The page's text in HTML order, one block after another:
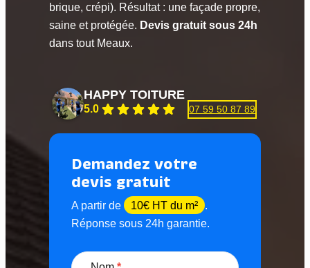
brique, crépi). Résultat : une façade propre,
saine et protégée. Devis gratuit sous 24h
dans tout Meaux.
HAPPY TOITURE
5.0 07 59 50 87 89
Demandez votre
devis gratuit
A partir de 10€ HT du m²
.
Réponse sous 24h garantie.
e